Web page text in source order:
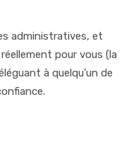
administratives, et
pour vous (la
à quelqu’un de